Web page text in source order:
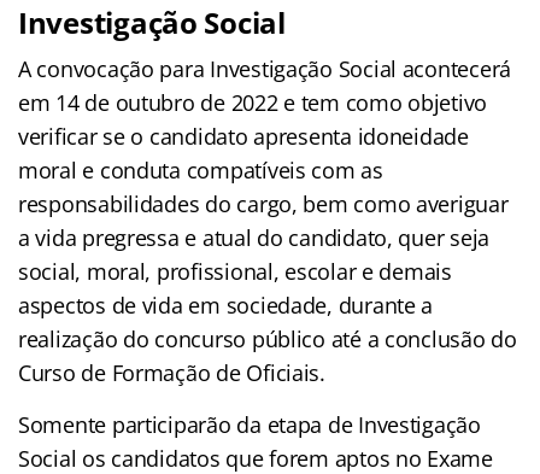
Investigação Social
A convocação para Investigação Social acontecerá
em 14 de outubro de 2022 e tem como objetivo
verificar se o candidato apresenta idoneidade
moral e conduta compatíveis com as
responsabilidades do cargo, bem como averiguar
a vida pregressa e atual do candidato, quer seja
social, moral, profissional, escolar e demais
aspectos de vida em sociedade, durante a
realização do concurso público até a conclusão do
Curso de Formação de Oficiais.
Somente participarão da etapa de Investigação
Social os candidatos que forem aptos no Exame